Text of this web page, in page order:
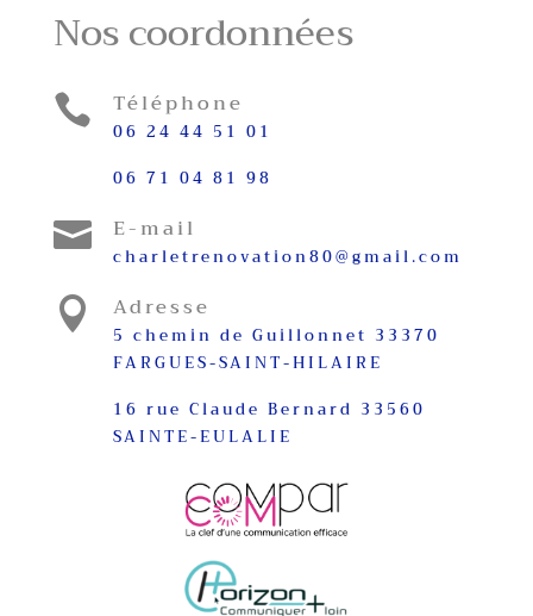
Nos coordonnées
 Téléphone
06 24 44 51 01
06 71 04 81 98
 E-mail
charletrenovation80@gmail.com
 Adresse
5 chemin de Guillonnet 33370
FARGUES-SAINT-HILAIRE
16 rue Claude Bernard 33560
SAINTE-EULALIE